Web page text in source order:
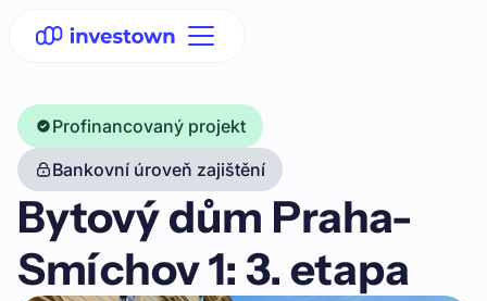
Profinancovaný projekt
Bankovní úroveň zajištění
Bytový dům Praha-
Smíchov 1: 3. etapa